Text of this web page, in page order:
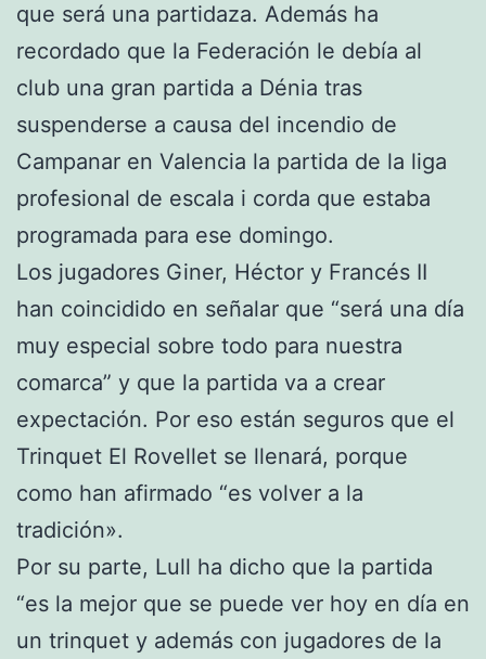
que será una partidaza. Además ha
recordado que la Federación le debía al
club una gran partida a Dénia tras
suspenderse a causa del incendio de
Campanar en Valencia la partida de la liga
profesional de escala i corda que estaba
programada para ese domingo.
Los jugadores Giner, Héctor y Francés II
han coincidido en señalar que “será una día
muy especial sobre todo para nuestra
comarca” y que la partida va a crear
expectación. Por eso están seguros que el
Trinquet El Rovellet se llenará, porque
como han afirmado “es volver a la
tradición».
Por su parte, Lull ha dicho que la partida
“es la mejor que se puede ver hoy en día en
un trinquet y además con jugadores de la